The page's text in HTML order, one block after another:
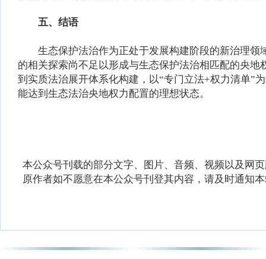
五、结语
生态保护法治作为正处于发展构建阶段的新治理领
的相关探索尚不足以形成与生态保护法治相匹配的央
到实质法治展开体系化构建，以“专门立法+权力清单”
能达到生态法治央地权力配置的理想状态。
本公众号刊载的部分文字、图片、音频、视频以及网
原作者如不愿意在本公众号刊登其内容，请及时通知